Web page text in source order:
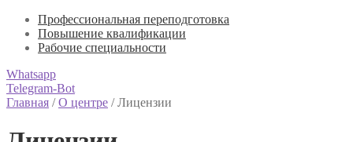
Профессиональная переподготовка
Повышение квалификации
Рабочие специальности
Whatsapp
Telegram-Bot
Главная /О центре /Лицензии